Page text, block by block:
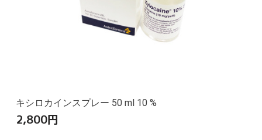
キシロカインスプレー 50 ml 10 %
2,800円